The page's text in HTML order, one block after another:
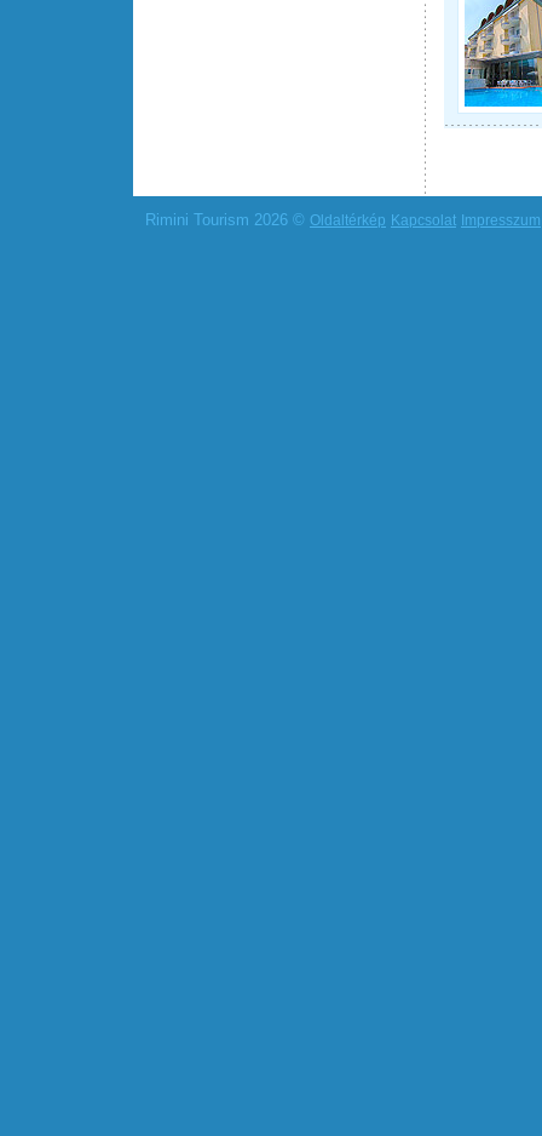
Rimini Tourism 2026 © Oldaltérkép Kapcsolat Impresszum